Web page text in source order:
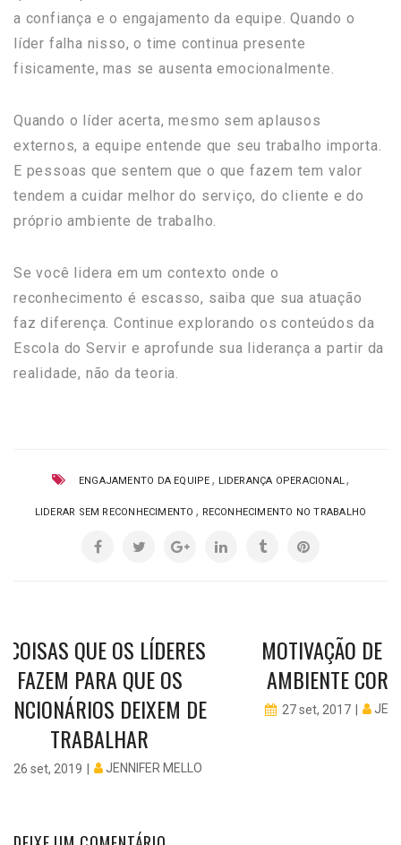
a confiança e o engajamento da equipe. Quando o
líder falha nisso, o time continua presente
fisicamente, mas se ausenta emocionalmente.
Quando o líder acerta, mesmo sem aplausos
externos, a equipe entende que seu trabalho importa.
E pessoas que sentem que o que fazem tem valor
tendem a cuidar melhor do serviço, do cliente e do
próprio ambiente de trabalho.
Se você lidera em um contexto onde o
reconhecimento é escasso, saiba que sua atuação
faz diferença. Continue explorando os conteúdos da
Escola do Servir e aprofunde sua liderança a partir da
realidade, não da teoria.
ENGAJAMENTO DA EQUIPE , LIDERANÇA OPERACIONAL,
LIDERAR SEM RECONHECIMENTO , RECONHECIMENTO NO TRABALHO
COISAS QUE OS LÍDERES
FAZEM PARA QUE OS
DEIXEM DE
TRABALHAR
26 set, 2019 JENNIFER MELLO
MOTIVAÇÃO DE
AMBIENTE
27 set, 2017